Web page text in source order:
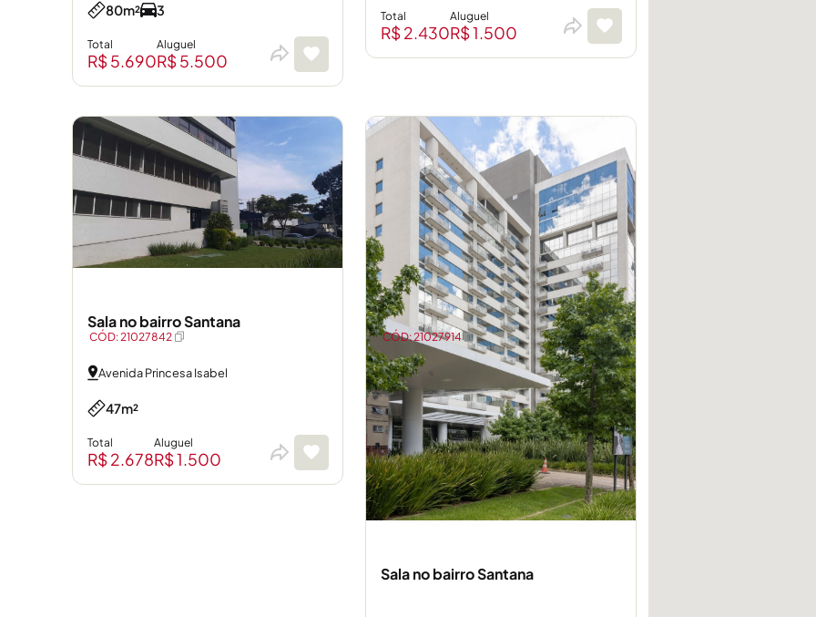
80m² 3
Total
R$ 5.690
Aluguel
R$ 5.500
Total
R$ 2.430
Aluguel
R$ 1.500
Sala no bairro Santana
Avenida Princesa Isabel
47m²
Total
R$ 2.678
Aluguel
R$ 1.500
CÓD: 21027842
Sala no bairro Santana
CÓD: 21027914